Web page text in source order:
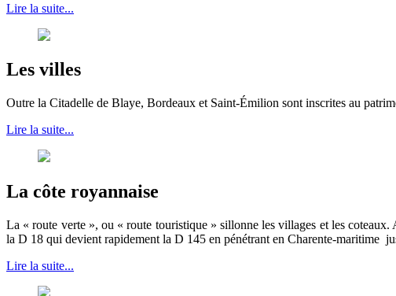
Lire la suite...
Les villes
Outre la Citadelle de Blaye, Bordeaux et Saint-Émilion sont inscrites au
Lire la suite...
La côte royannaise
La « route verte », ou « route touristique » sillonne les villages et les
la D 18 qui devient rapidement la D 145 en pénétrant en Charente-maritime
Lire la suite...